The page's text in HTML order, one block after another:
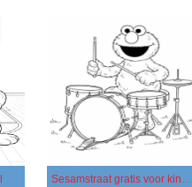
Sesamstraat gratis voor kinderen